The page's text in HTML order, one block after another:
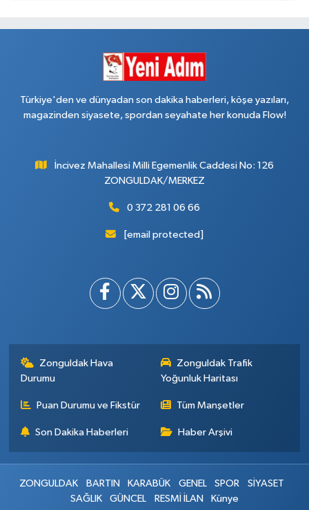
Türkiye'den ve dünyadan son dakika haberleri, köşe yazıları,
magazinden siyasete, spordan seyahate her konuda Flow!
İncivez Mahallesi Milli Egemenlik Caddesi No: 126
ZONGULDAK/MERKEZ
0 372 281 06 66
[email protected]
Zonguldak Hava
Durumu
Zonguldak Trafik
Yoğunluk Haritası
Puan Durumu ve Fikstür Tüm Manşetler
Son Dakika Haberleri Haber Arşivi
ZONGULDAK BARTIN KARABÜK GENEL SPOR
SİYASET
SAĞLIK
GÜNCEL RESMİ İLAN Künye